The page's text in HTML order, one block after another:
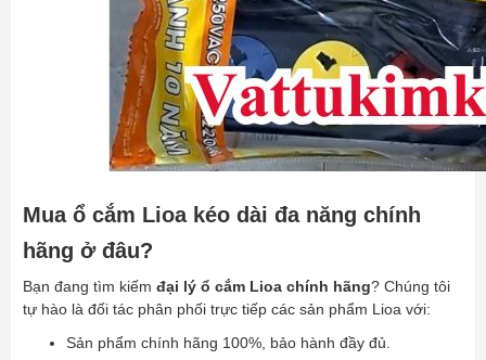
Mua ổ cắm Lioa kéo dài đa năng chính
hãng ở đâu?
Bạn đang tìm kiếm đại lý ổ cắm Lioa chính hãng? Chúng tôi
tự hào là đối tác phân phối trực tiếp các sản phẩm Lioa với:
Sản phẩm chính hãng 100%, bảo hành đầy đủ.